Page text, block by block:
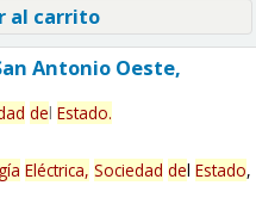
al carrito
Antonio Oeste,
del Estado.
Eléctrica, Sociedad del Estado,